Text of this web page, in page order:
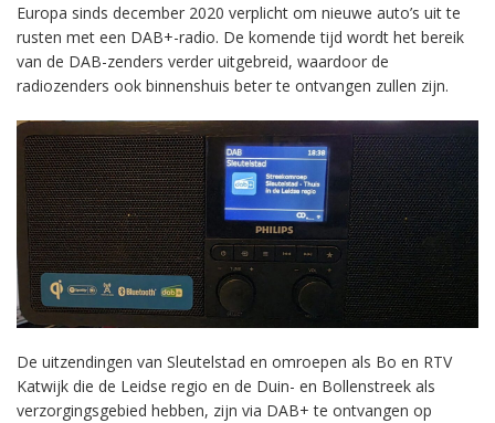
Europa sinds december 2020 verplicht om nieuwe auto’s uit te
rusten met een DAB+-radio. De komende tijd wordt het bereik
van de DAB-zenders verder uitgebreid, waardoor de
radiozenders ook binnenshuis beter te ontvangen zullen zijn.
De uitzendingen van Sleutelstad en omroepen als Bo en RTV
Katwijk die de Leidse regio en de Duin- en Bollenstreek als
verzorgingsgebied hebben, zijn via DAB+ te ontvangen op